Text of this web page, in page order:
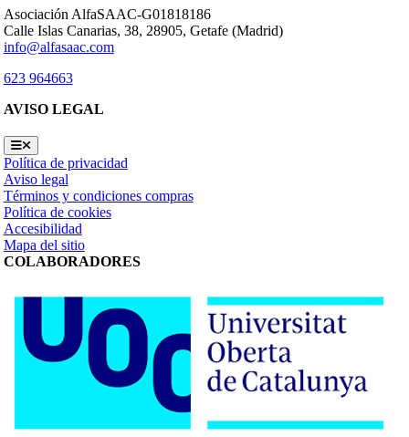
Asociación AlfaSAAC-G01818186
Calle Islas Canarias, 38, 28905, Getafe (Madrid)
info@alfasaac.com
623 964663
AVISO LEGAL
Toggle
Navigation
Política de privacidad
Aviso legal
Términos y condiciones compras
Política de cookies
Accesibilidad
Mapa del sitio
COLABORADORES